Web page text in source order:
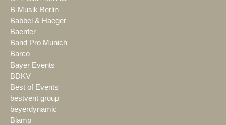
B-Musik Berlin
Babbel & Haeger
Baenfer
Band Pro Munich
Barco
Bayer Events
BDKV
Best of Events
bestvent group
beyerdynamic
Biamp